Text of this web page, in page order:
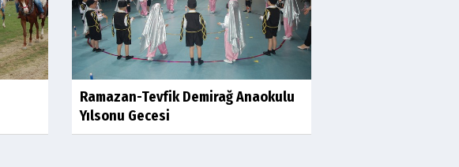
Ramazan-Tevfik Demirağ Anaokulu
Yılsonu Gecesi